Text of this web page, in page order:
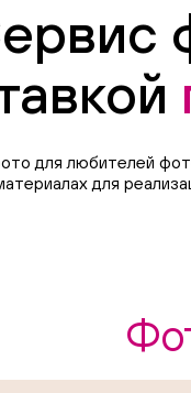
для любителей
для